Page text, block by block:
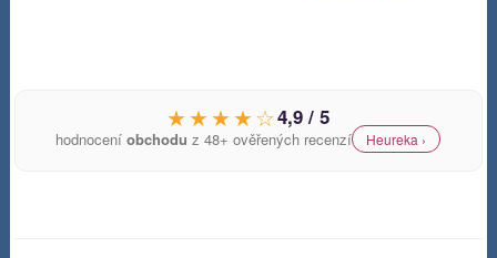
★★★★☆4,9 / 5
hodnoceníobchodu z 48+ ověřených recenzí Heureka ›